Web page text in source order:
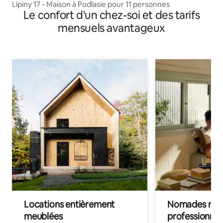
Lipiny 17 - Maison à Podlasie pour 11 personnes
Le confort d'un chez-soi et des tarifs
mensuels avantageux
Locations entièrement
meublées
Nomades